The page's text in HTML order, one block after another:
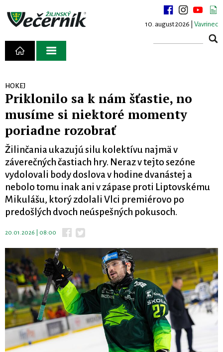
10. august 2026 | Vavrinec
HOKEJ
Priklonilo sa k nám šťastie, no
musíme si niektoré momenty
poriadne rozobrať
Žilinčania ukazujú silu kolektívu najmä v
záverečných častiach hry. Neraz v tejto sezóne
vydolovali body doslova v hodine dvanástej a
nebolo tomu inak ani v zápase proti Liptovskému
Mikulášu, ktorý zdolali Vlci premiérovo po
predošlých dvoch neúspešných pokusoch.
20.01.2026 | 08:00